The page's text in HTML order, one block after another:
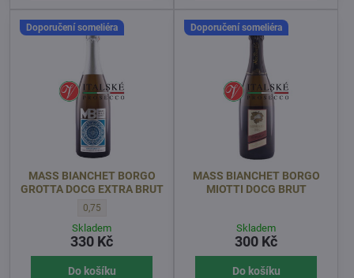
Doporučení someliéra
MASS BIANCHET BORGO
GROTTA DOCG EXTRA BRUT
MASS BIANCHET BORGO GROTTA DOCG EXTRA BRUT - OBJEM
0,75
Skladem
330 Kč
Do košíku
Doporučení someliéra
MASS BIANCHET BORGO
MIOTTI DOCG BRUT
Skladem
300 Kč
Do košíku